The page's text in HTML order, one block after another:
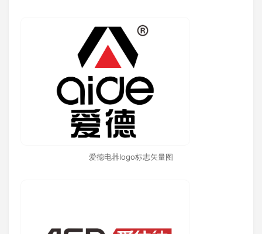
爱德电器logo标志矢量图